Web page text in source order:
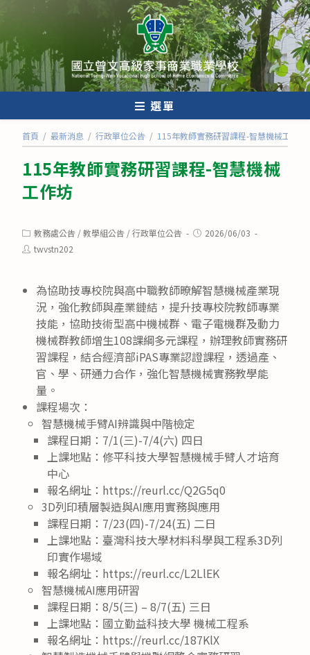
轉
至
主
要
內
選單
首頁 / 最新消息 / 行政單位公告 / 115年教師實務研習課程-智慧機械工作坊
115年教師實務研習課程-智慧機械
工作坊
Post
category:
教務處公告 /教學組公告 /行政單位公告
Post2026/06/03
Posttwvstn202
為協助技專校院與高中職教師暸解智慧機械產業現
況，強化教師與產業鏈結，提升技專校院教師專業
技能，協助技術型高中機械群、電子電機群及動力
機械群教師增生108課綱多元課程，辦理教師實務研
習課程，結合經濟部iPAS專業認證課程，透過產、
官、學、研通力合作，強化智慧機械實務教學能
量。
課程場次：
智慧機械手臂AI辨識與中階檢定
課程日期：7/1(三)-7/4(六) 四日
上課地點：修平科技大學智慧機械手臂人才培育
中心
報名網址：https://reurl.cc/Q2G5q0
3D列印積層製造與AI應用實務與應用
課程日期：7/23(四)-7/24(五) 二日
上課地點：臺灣科技大學材料科學與工程系3D列
印實作場域
報名網址：https://reurl.cc/L2LlEK
智慧機械AI應用研習
課程日期：8/5(三) – 8/7(五) 三日
上課地點：國立勤益科技大學 機械工程系
報名網址：https://reurl.cc/187KlX